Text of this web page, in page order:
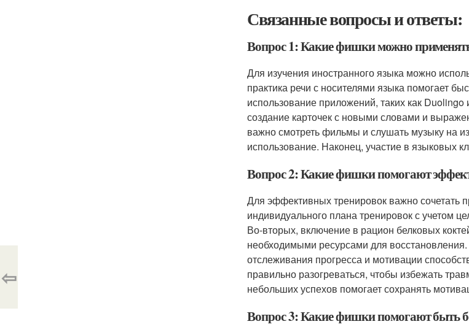
Связанные вопросы и ответы:
Вопрос 1: Какие фишки можно
Для изучения иностранного языка можно
практика речи с носителями языка помогает
использование приложений, таких как
создание карточек с новыми словами и
важно смотреть фильмы и слушать музыку на
использование. Наконец, участие в языковых
Вопрос 2: Какие фишки помогают
Для эффективных тренировок важно сочетать
индивидуального плана тренировок с учетом
Во-вторых, включение в рацион белковых
необходимыми ресурсами для
отслеживания прогресса и мотивации
правильно разогреваться, чтобы избежать
небольших успехов помогает сохранять
Вопрос 3: Какие фишки помогают быть
⇦